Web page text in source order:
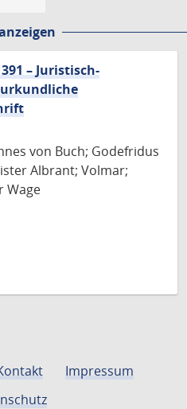
– Juristisch-
von Buch; Godefridus
Albrant; Volmar;
Wage
Impressum